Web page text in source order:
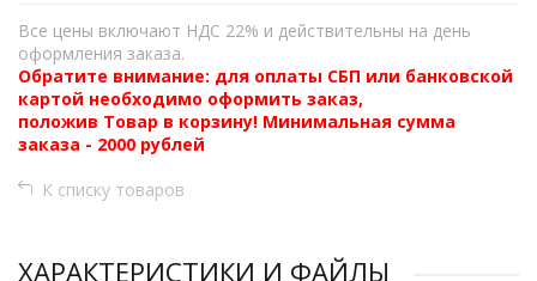
Все цены включают НДС 22% и действительны на день
оформления заказа.
Обратите внимание: для оплаты СБП или банковской
картой необходимо оформить заказ,
положив Товар в корзину! Минимальная сумма
заказа - 2000 рублей
К списку товаров
ХАРАКТЕРИСТИКИ И ФАЙЛЫ